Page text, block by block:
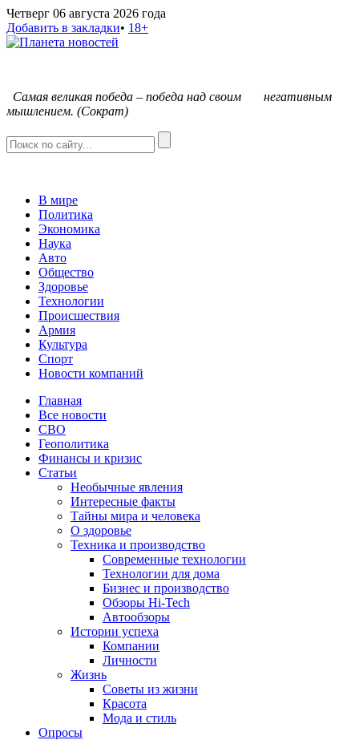
Четверг 06 августа 2026 года
Добавить в закладки• 18+
Самая великая победа – победа над своим негативным
мышлением. (Сократ)
В мире
Политика
Экономика
Наука
Авто
Общество
Здоровье
Технологии
Происшествия
Армия
Культура
Спорт
Новости компаний
Главная
Все новости
СВО
Геополитика
Финансы и кризис
Статьи
Необычные явления
Интересные факты
Тайны мира и человека
О здоровье
Техника и производство
Современные технологии
Технологии для дома
Бизнес и производство
Обзоры Hi-Tech
Автообзоры
Истории успеха
Компании
Личности
Жизнь
Советы из жизни
Красота
Мода и стиль
Опросы